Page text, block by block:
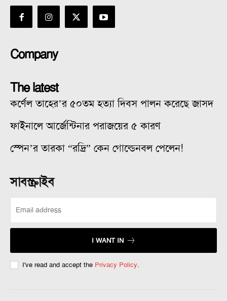
Company
The latest
কর্ণেল তাহের’র ৫০তম হত্যা দিবস পালন করেছে জাসদ
ফাইনালে আর্জেন্টিনার পরাজয়ের ৫ কারণ
স্পেন’র তারকা “রদ্রি” কেন গোল্ডেনবল পেলেন!
সাবস্ক্রাইব
I WANT IN
I've read and accept the Privacy Policy.